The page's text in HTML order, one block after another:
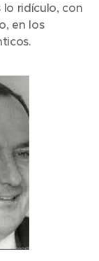
lo ridículo, con
en los